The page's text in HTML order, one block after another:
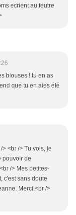
ecrient au feutre
blouses ! tu en as
que tu en aies été
<br /> Tu vois, je
pouvoir de
/> Mes petites-
c'est sans doute
Merci.<br />